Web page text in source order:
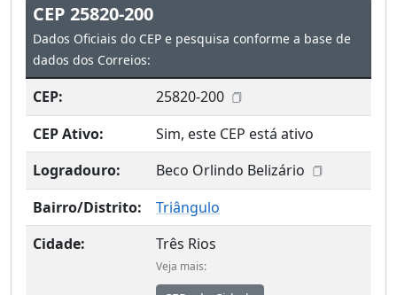
CEP 25820-200
Dados Oficiais do CEP e pesquisa conforme a base de
dados dos Correios:
CEP:
25820-200
CEP Ativo:
Sim, este CEP está ativo
Logradouro:
Beco Orlindo Belizário
Bairro/Distrito:
Triângulo
Cidade:
Três Rios
Veja mais: